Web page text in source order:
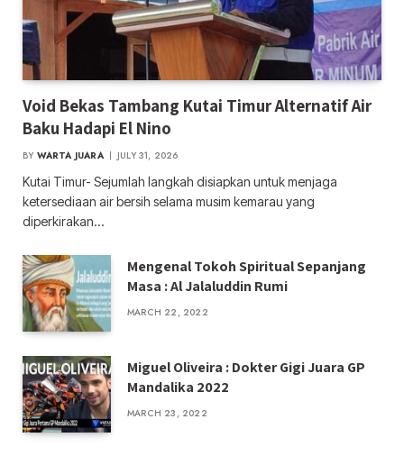
Void Bekas Tambang Kutai Timur Alternatif Air
Baku Hadapi El Nino
BY WARTA JUARA JULY 31, 2026
Kutai Timur- Sejumlah langkah disiapkan untuk menjaga
ketersediaan air bersih selama musim kemarau yang
diperkirakan…
Mengenal Tokoh Spiritual Sepanjang
Masa : Al Jalaluddin Rumi
MARCH 22, 2022
Miguel Oliveira : Dokter Gigi Juara GP
Mandalika 2022
MARCH 23, 2022